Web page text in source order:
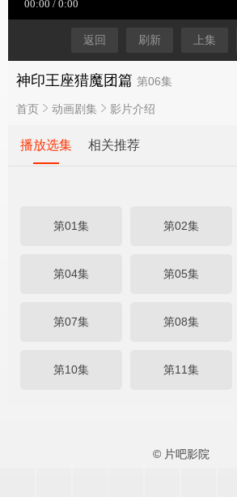
返回 刷新 上集
神印王座猎魔团篇 第06集
首页 动画剧集 影片介绍
播放选集 相关推荐
第01集 第02集
第04集 第05集
第07集 第08集
第10集 第11集
© 片吧影院